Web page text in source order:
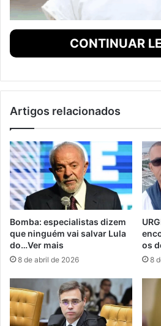
CONTINUAR
Artigos relacionados
Bomba: especialistas dizem
que ninguém vai salvar Lula
do…Ver mais
8 de abril de 2026
os
8